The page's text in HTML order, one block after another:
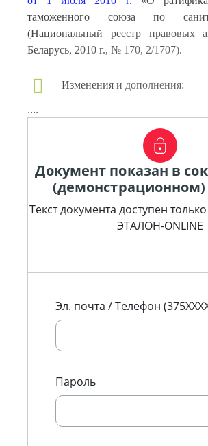
таможенного союза по
(Национальный реестр правовых
Беларусь, 2010 г., № 170, 2/1707).
Изменения и дополнения:
....
Документ показан в
Текст документа доступен
ЭТАЛОН-ONLINE
Эл. почта / Телефон
Пароль